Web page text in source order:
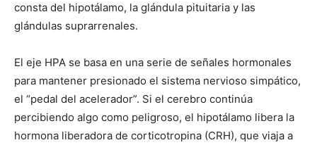
consta del hipotálamo, la glándula pituitaria y las
glándulas suprarrenales.
El eje HPA se basa en una serie de señales hormonales
para mantener presionado el sistema nervioso simpático,
el “pedal del acelerador”. Si el cerebro continúa
percibiendo algo como peligroso, el hipotálamo libera la
hormona liberadora de corticotropina (CRH), que viaja a